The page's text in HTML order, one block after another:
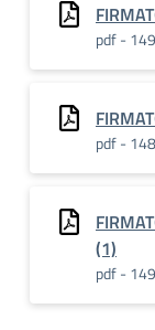
pdf -
pdf -
(1)
pdf -